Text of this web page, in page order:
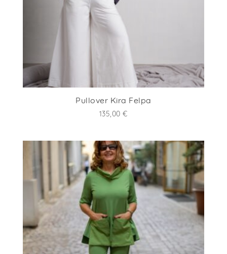
Pullover Kira Felpa
135,00€